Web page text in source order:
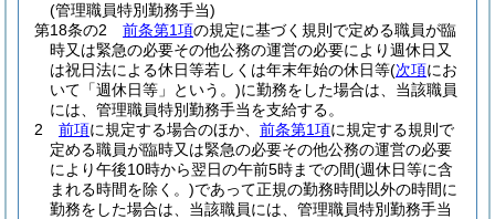
(管理職員特別勤務手当)
第18条の2
前条第1項の規定に基づく規則で定める職員が臨
時又は緊急の必要その他公務の運営の必要により週休日又
は祝日法による休日等若しくは年末年始の休日等(次項にお
いて「週休日等」という。)に勤務をした場合は、当該職員
には、管理職員特別勤務手当を支給する。
2
前項に規定する場合のほか、 前条第1項に規定する規則で
定める職員が臨時又は緊急の必要その他公務の運営の必要
により午後10時から翌日の午前5時までの間(週休日等に含
まれる時間を除く。)であって正規の勤務時間以外の時間に
勤務をした場合は、当該職員には、管理職員特別勤務手当